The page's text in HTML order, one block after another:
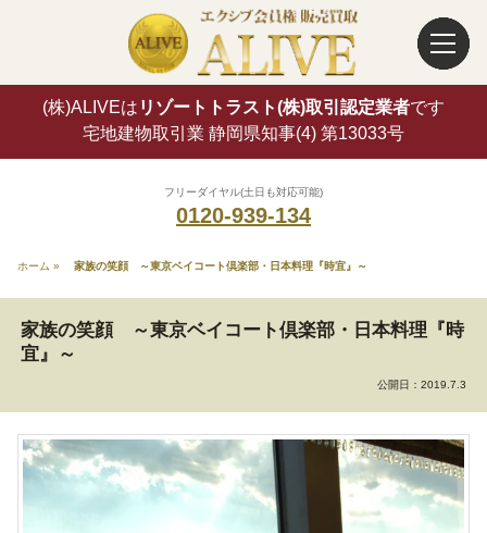
(株)ALIVEは リゾートトラスト(株)取引認定業者です
宅地建物取引業 静岡県知事(4) 第13033号
フリーダイヤル(土日も対応可能)
0120-939-134
ホーム » 家族の笑顔 ～東京ベイコート倶楽部・日本料理『時宜』～
家族の笑顔 ～東京ベイコート倶楽部・日本料理『時
宜』～
公開日： 2019.7.3